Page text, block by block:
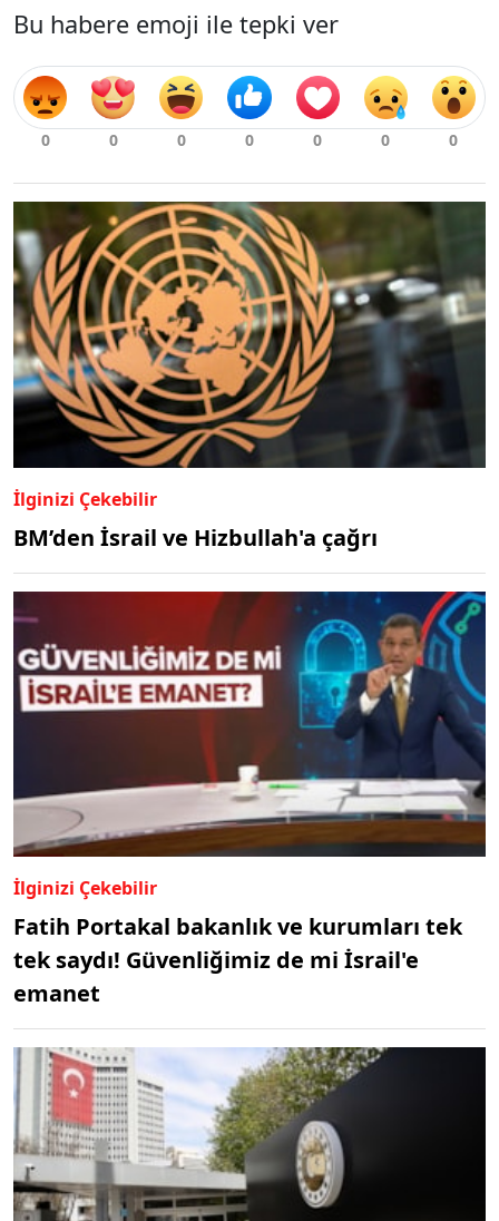
Bu habere emoji ile tepki ver
İlginizi Çekebilir
BM’den İsrail ve Hizbullah'a çağrı
İlginizi Çekebilir
Fatih Portakal bakanlık ve kurumları tek
tek saydı! Güvenliğimiz de mi İsrail'e
emanet